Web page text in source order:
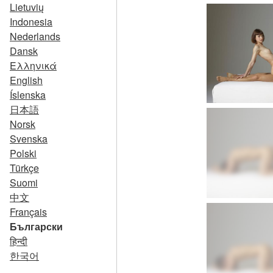
Lietuvių
Indonesia
Nederlands
Dansk
Ελληνικά
English
Íslenska
日本語
Norsk
Svenska
Polski
Türkçe
Suomi
中文
Français
Български
हिन्दी
한국어